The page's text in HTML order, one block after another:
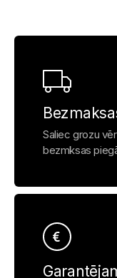
Saliec grozu
bezmksas